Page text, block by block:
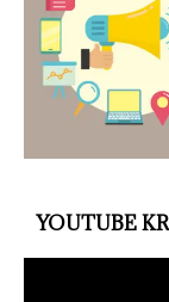
YOUTUBE